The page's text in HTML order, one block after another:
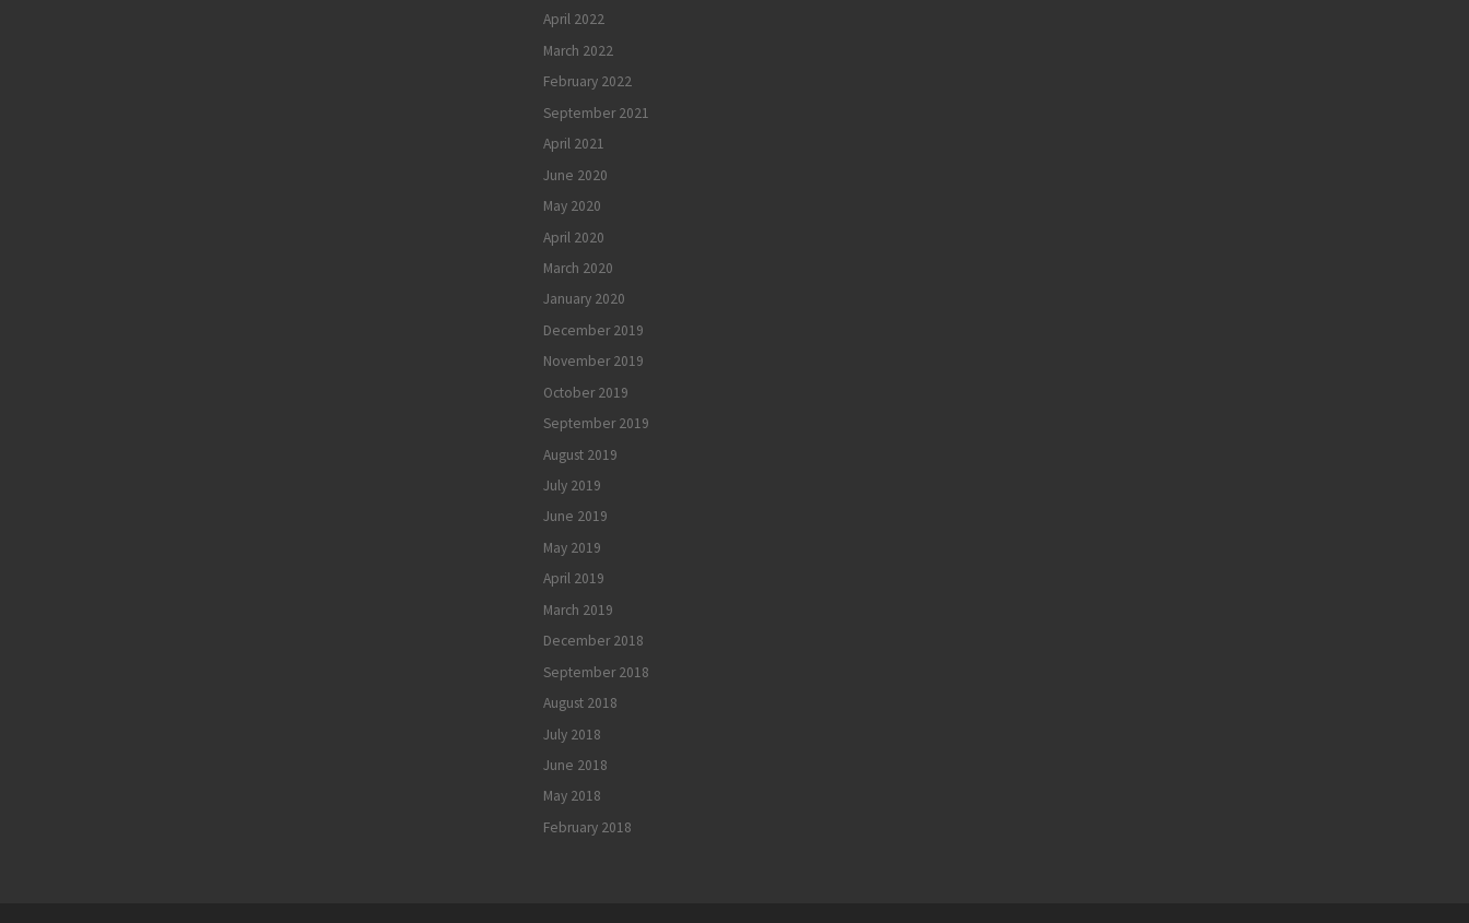
April 2022
March 2022
February 2022
September 2021
April 2021
June 2020
May 2020
April 2020
March 2020
January 2020
December 2019
November 2019
October 2019
September 2019
August 2019
July 2019
June 2019
May 2019
April 2019
March 2019
December 2018
September 2018
August 2018
July 2018
June 2018
May 2018
February 2018